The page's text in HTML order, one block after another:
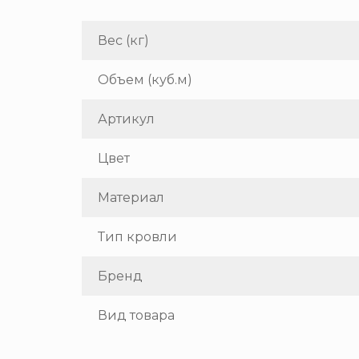
Вес (кг)
Объем (куб.м)
Артикул
Цвет
Материал
Тип кровли
Бренд
Вид товара